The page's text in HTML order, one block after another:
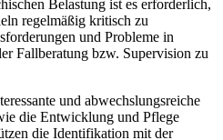
Belastung ist es erforderlich,
regelmäßig kritisch zu
und Probleme in
Fallberatung bzw. Supervision zu
und abwechslungsreiche
die Entwicklung und Pflege
die Identifikation mit der